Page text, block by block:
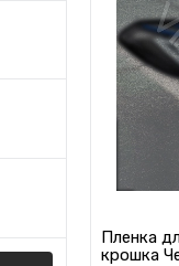
Купить
В
Пленка
крошка